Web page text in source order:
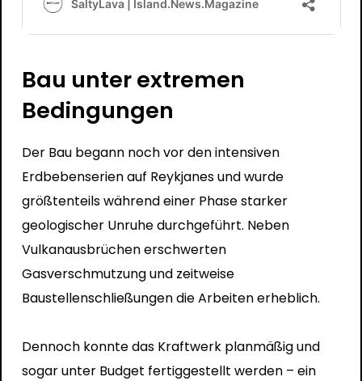
Bau unter extremen
Bedingungen
Der Bau begann noch vor den intensiven
Erdbebenserien auf Reykjanes und wurde
größtenteils während einer Phase starker
geologischer Unruhe durchgeführt. Neben
Vulkanausbrüchen erschwerten
Gasverschmutzung und zeitweise
Baustellenschließungen die Arbeiten erheblich.
Dennoch konnte das Kraftwerk planmäßig und
sogar unter Budget fertiggestellt werden – ein